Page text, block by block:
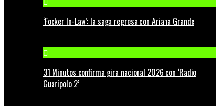
‘Focker In-Law’: la saga regresa con Ariana Grande
31 Minutos confirma gira nacional 2026 con ‘Radio
Guaripolo 2’